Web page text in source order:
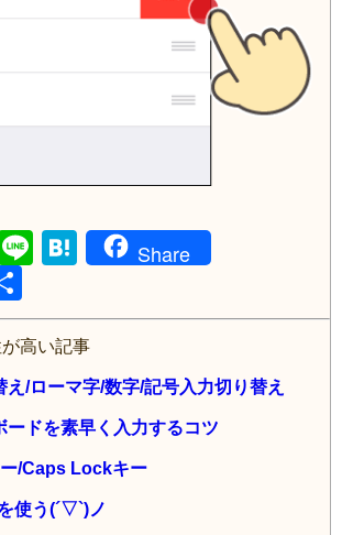
E
Li
e
H
e
n
a
Share
有
高い記事
え/ローマ字/数字/記号入力切り替え
ードを素早く入力するコツ
/Caps Lockキー
使う(´▽`)ノ